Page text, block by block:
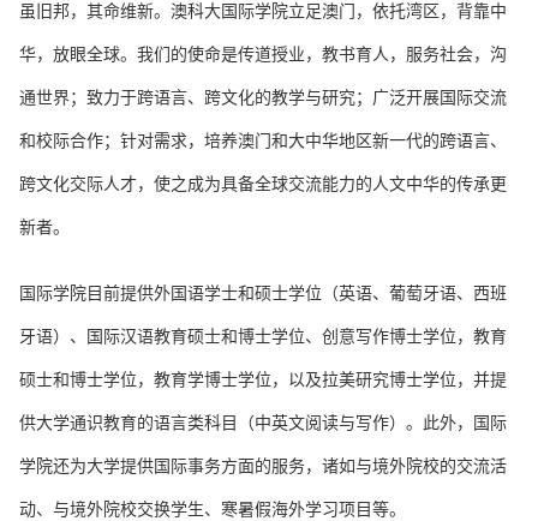
虽旧邦，其命维新。澳科大国际学院立足澳门，依托湾区，背靠中
华，放眼全球。我们的使命是传道授业，教书育人，服务社会，沟
通世界；致力于跨语言、跨文化的教学与研究；广泛开展国际交流
和校际合作；针对需求，培养澳门和大中华地区新一代的跨语言、
跨文化交际人才，使之成为具备全球交流能力的人文中华的传承更
新者。
国际学院目前提供外国语学士和硕士学位（英语、葡萄牙语、西班
牙语）、国际汉语教育硕士和博士学位、创意写作博士学位，教育
硕士和博士学位，教育学博士学位，以及拉美研究博士学位，并提
供大学通识教育的语言类科目（中英文阅读与写作）。此外，国际
学院还为大学提供国际事务方面的服务，诸如与境外院校的交流活
动、与境外院校交换学生、寒暑假海外学习项目等。